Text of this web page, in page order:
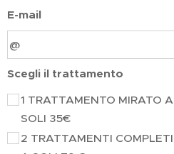
E-mail
Scegli il trattamento
1 TRATTAMENTO MIRATO A
SOLI 35€
2 TRATTAMENTI COMPLETI